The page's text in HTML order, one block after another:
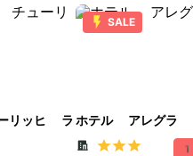
リッヒ ラ
SALE
ホテル アレグラ